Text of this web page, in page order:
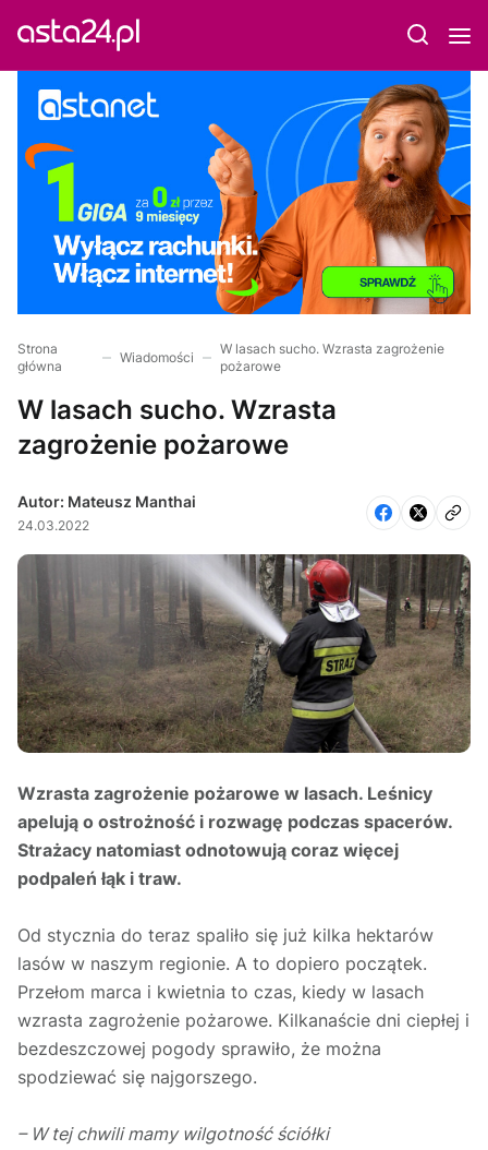
Strona
główna
Wiadomości
W lasach sucho. Wzrasta zagrożenie
pożarowe
W lasach sucho. Wzrasta
zagrożenie pożarowe
Autor: Mateusz Manthai
24.03.2022
Wzrasta zagrożenie pożarowe w lasach. Leśnicy
apelują o ostrożność i rozwagę podczas spacerów.
Strażacy natomiast odnotowują coraz więcej
podpaleń łąk i traw.
Od stycznia do teraz spaliło się już kilka hektarów
lasów w naszym regionie. A to dopiero początek.
Przełom marca i kwietnia to czas, kiedy w lasach
wzrasta zagrożenie pożarowe. Kilkanaście dni ciepłej i
bezdeszczowej pogody sprawiło, że można
spodziewać się najgorszego.
– W tej chwili mamy wilgotność ściółki